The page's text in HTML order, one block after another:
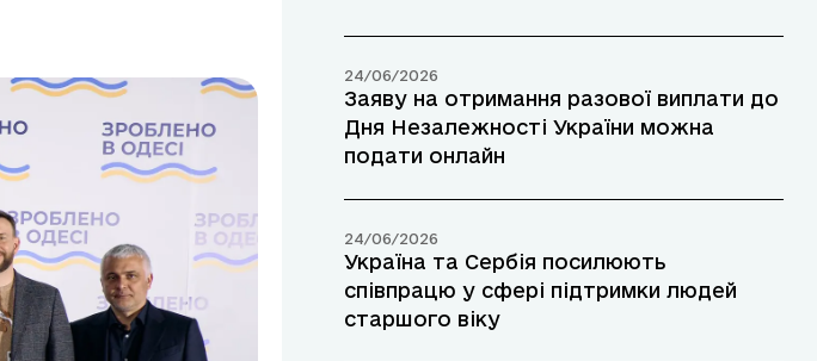
24/06/2026
Заяву на отримання разової виплати до
Дня Незалежності України можна
подати онлайн
24/06/2026
Україна та Сербія посилюють
співпрацю у сфері підтримки людей
старшого віку